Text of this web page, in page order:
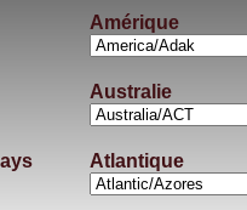
Amérique
Australie
Atlantique